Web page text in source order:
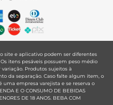
site e aplicativo podem ser diferentes
itens pesáveis possuem peso médio
Produtos sujeitos à
da separação. Caso falte algum item, o
uma empresa varejista e se reserva o
E O CONSUMO DE BEBIDAS
DE 18 ANOS. BEBA COM